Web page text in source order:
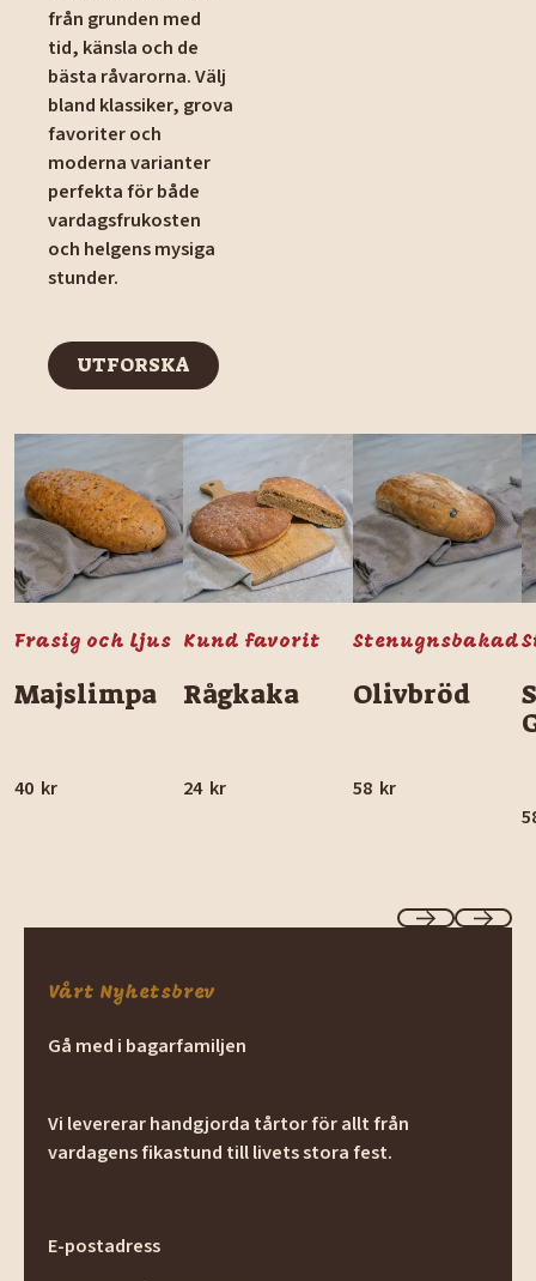
från grunden med
tid, känsla och de
bästa råvarorna. Välj
bland klassiker, grova
favoriter och
moderna varianter
perfekta för både
vardagsfrukosten
och helgens mysiga
stunder.
UTFORSKA
UTFORSKA
Frasig och ljus
Majslimpa
40 kr
Kund favorit
Rågkaka
24 kr
Stenugnsbakad
Olivbröd
58 kr
PreviousNext
Vårt Nyhetsbrev
Gå med i bagarfamiljen
Vi levererar handgjorda tårtor för allt från
vardagens fikastund till livets stora fest.
E-postadress